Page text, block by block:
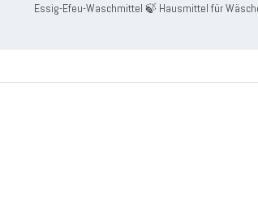
Essig-Efeu-Waschmittel 🍃 Hausmittel für